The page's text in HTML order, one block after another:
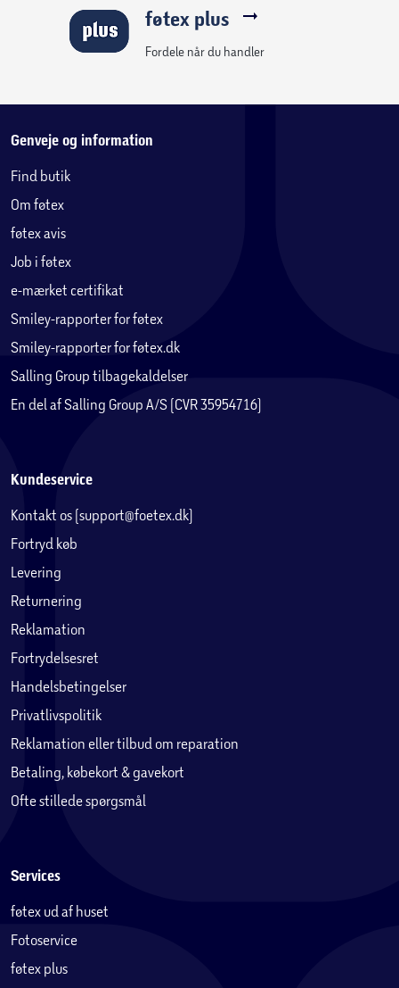
føtex plus
Fordele når du handler
Genveje og information
Find butik
Om føtex
føtex avis
Job i føtex
e-mærket certifikat
Smiley-rapporter for føtex
Smiley-rapporter for føtex.dk
Salling Group tilbagekaldelser
En del af Salling Group A/S (CVR 35954716)
Kundeservice
Kontakt os (support@foetex.dk)
Fortryd køb
Levering
Returnering
Reklamation
Fortrydelsesret
Handelsbetingelser
Privatlivspolitik
Reklamation eller tilbud om reparation
Betaling, købekort & gavekort
Ofte stillede spørgsmål
Services
føtex ud af huset
Fotoservice
føtex plus